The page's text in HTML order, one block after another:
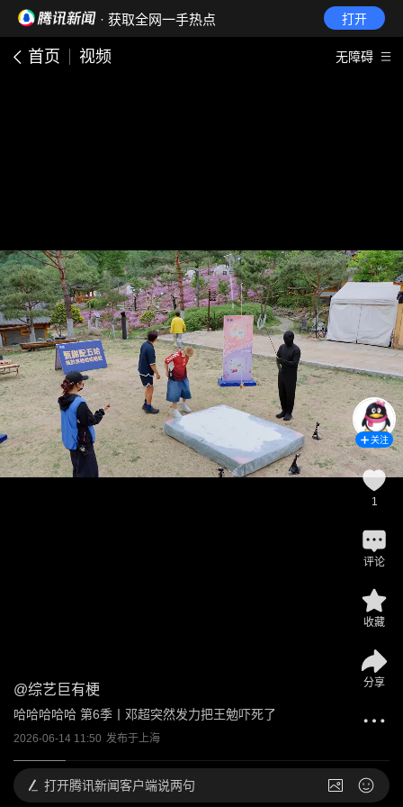
· 获取全网一手热点 打开
首页 视频 无障碍
@综艺巨有梗
哈哈哈哈哈 第6季丨邓超突然发力把王勉吓死了
2026-06-14 11:50 发布于上海
关注
1
评论
收藏
分享
打开腾讯新闻客户端说两句